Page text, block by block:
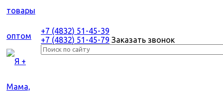
+7 (4832) 51-45-39
+7 (4832) 51-45-79 Заказать звонок